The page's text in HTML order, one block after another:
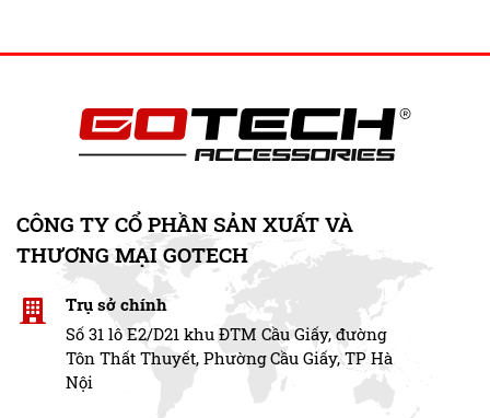
CÔNG TY CỔ PHẦN SẢN XUẤT VÀ
THƯƠNG MẠI GOTECH
Trụ sở chính
Số 31 lô E2/D21 khu ĐTM Cầu Giấy, đường
Tôn Thất Thuyết, Phường Cầu Giấy, TP Hà
Nội